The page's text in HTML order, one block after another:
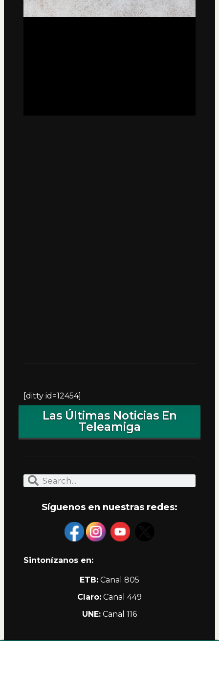
[ditty id=12454]
Las Últimas Noticias En
Teleamiga
Síguenos en nuestras redes:
Sintonízanos en:
ETB: Canal 805
Claro: Canal 449
UNE: Canal 116